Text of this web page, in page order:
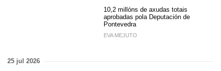
10,2 millóns de axudas totais
aprobadas pola Deputación de
Pontevedra
EVA MEJUTO
25 jul 2026